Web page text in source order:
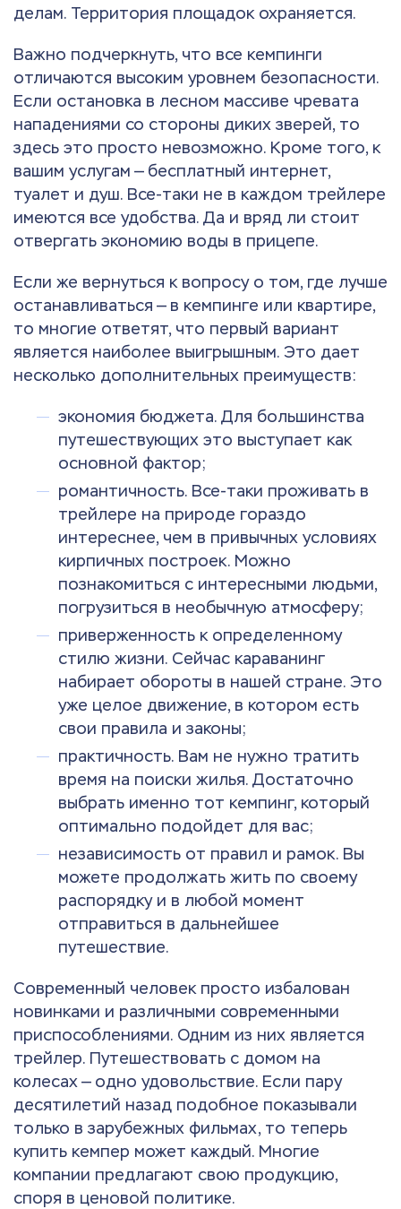
делам. Территория площадок охраняется.
Важно подчеркнуть, что все кемпинги
отличаются высоким уровнем безопасности.
Если остановка в лесном массиве чревата
нападениями со стороны диких зверей, то
здесь это просто невозможно. Кроме того, к
вашим услугам — бесплатный интернет,
туалет и душ. Все-таки не в каждом трейлере
имеются все удобства. Да и вряд ли стоит
отвергать экономию воды в прицепе.
Если же вернуться к вопросу о том, где лучше
останавливаться — в кемпинге или квартире,
то многие ответят, что первый вариант
является наиболее выигрышным. Это дает
несколько дополнительных преимуществ:
экономия бюджета. Для большинства
путешествующих это выступает как
основной фактор;
романтичность. Все-таки проживать в
трейлере на природе гораздо
интереснее, чем в привычных условиях
кирпичных построек. Можно
познакомиться с интересными людьми,
погрузиться в необычную атмосферу;
приверженность к определенному
стилю жизни. Сейчас караванинг
набирает обороты в нашей стране. Это
уже целое движение, в котором есть
свои правила и законы;
практичность. Вам не нужно тратить
время на поиски жилья. Достаточно
выбрать именно тот кемпинг, который
оптимально подойдет для вас;
независимость от правил и рамок. Вы
можете продолжать жить по своему
распорядку и в любой момент
отправиться в дальнейшее
путешествие.
Современный человек просто избалован
новинками и различными современными
приспособлениями. Одним из них является
трейлер. Путешествовать с домом на
колесах — одно удовольствие. Если пару
десятилетий назад подобное показывали
только в зарубежных фильмах, то теперь
купить кемпер может каждый. Многие
компании предлагают свою продукцию,
споря в ценовой политике.